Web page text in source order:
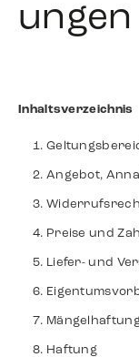
ungen
Inhaltsverzeichnis
Angebot,
Preise und
Liefer- und
Haftung